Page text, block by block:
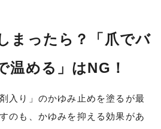
まったら？「爪でバ
温める」はNG！
入り」のかゆみ止めを塗るが最
のも、 かゆみを抑える効果があ